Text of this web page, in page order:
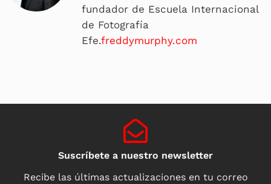
fundador de Escuela Internacional
de Fotografía
Efe.freddymurphy.com
Suscríbete a nuestro newsletter
Recibe las últimas actualizaciones en tu correo